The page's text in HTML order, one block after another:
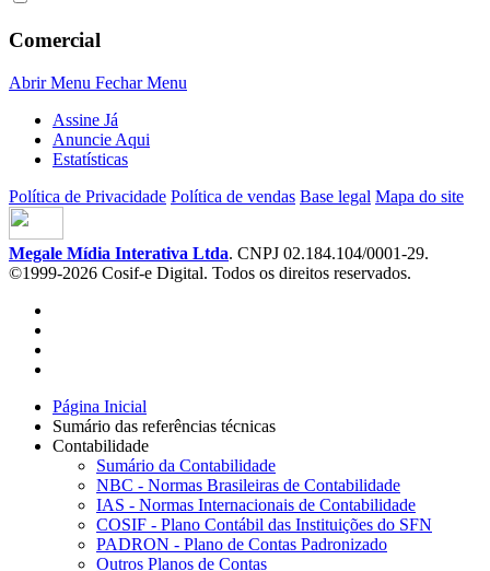
Comercial
Abrir Menu Fechar Menu
Assine Já
Anuncie Aqui
Estatísticas
Política de Privacidade Política de vendas Base legal Mapa do site
Megale Mídia Interativa Ltda. CNPJ 02.184.104/0001-29.
©1999-2026 Cosif-e Digital. Todos os direitos reservados.
Página Inicial
Sumário das referências técnicas
Contabilidade
Sumário da Contabilidade
NBC - Normas Brasileiras de Contabilidade
IAS - Normas Internacionais de Contabilidade
COSIF - Plano Contábil das Instituições do SFN
PADRON - Plano de Contas Padronizado
Outros Planos de Contas